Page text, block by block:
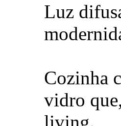
Luz
Cozinha
vidro